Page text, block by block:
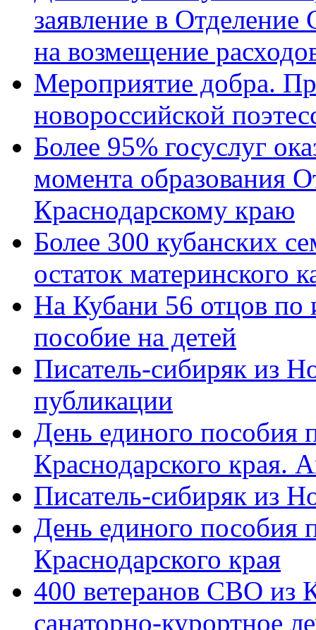
заявление в
на возмещение
Мероприятие добра.
новороссийской
Более 95% госуслуг
момента образования
Краснодарскому краю
Более 300 кубанских
остаток материнского
На Кубани 56 отцов по
пособие на детей
Писатель-сибиряк из
публикации
День единого пособия
Краснодарского края.
Писатель-сибиряк из
День единого пособия
Краснодарского края
400 ветеранов СВО из
санаторно-курортное